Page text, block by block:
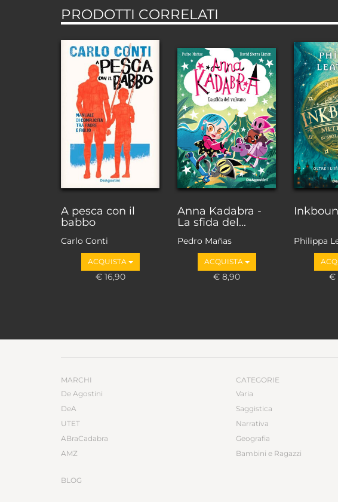
PRODOTTI CORRELATI
A pesca con il
babbo
Carlo Conti
ACQUISTA
€ 16,90
Anna Kadabra -
La sfida del...
Pedro Mañas
ACQUISTA
€ 8,90
Philippa
€
MARCHI
De Agostini
DeA
UTET
ABraCadabra
AMZ
BLOG
CATEGORIE
Varia
Saggistica
Narrativa
Geografia
Bambini e Ragazzi